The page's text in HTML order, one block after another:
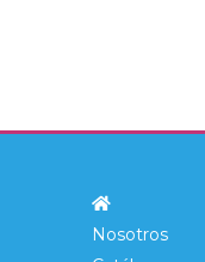
Nosotros